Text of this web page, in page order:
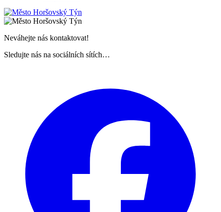
Neváhejte nás kontaktovat!
Sledujte nás na sociálních sítích…